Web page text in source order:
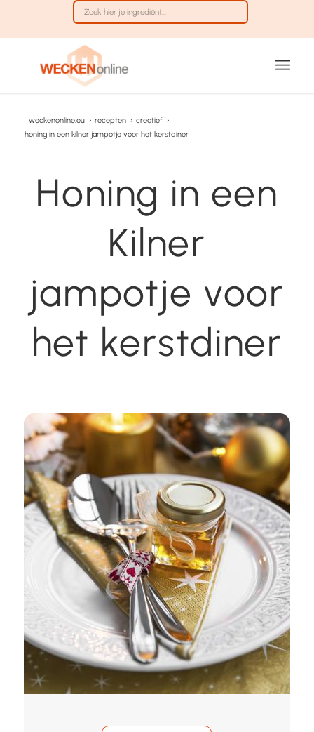
weckenonline.eu › recepten › creatief ›
honing in een kilner jampotje voor het kerstdiner
Honing in een
Kilner
jampotje voor
het kerstdiner